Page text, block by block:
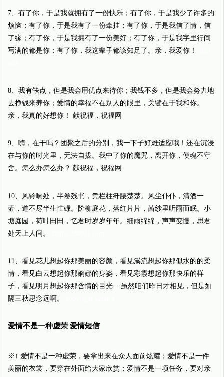
7、有了你，于是我就拥有了一份快乐；有了你，于是我少了许多的
烦恼；有了你，于是我有了一份牵挂；有了你，于是我信了情，信
了缘；有了你，于是我拥有了一份美好；有了你，于是我字里行间
写满的都是你；有了你，我这辈子都该知足了。亲，我爱你！
8、我有缺点，但是我会用优点来待你；我钱不多，但是我会努力地
去挣钱来养你；爱情的幸福不在别人的眼里，关键在于我和你。
亲，我真的好想你！ 献祝福，祝福网
9、嗨，在干吗？团聚之后的分别，我一下子好难适应哦！还在沉浸
在与你的时光里，无法自拔。我中了你的魔咒，离开你，便魂不守
舍。怎么办怎么办？ 献祝福，祝福网
10、风铃响处，半卷残书，凭栏柱纤腰楚楚。风尘仆仆，清酒一
壶，道不尽半生忙碌。阶柳庭花，落红片片，茜纱里听雨而眠。小
塘庭园，荷叶田田，忆君时岁岁年年。细雨绵绵，声声变慢，思君
处天上人间。
11、看见花儿想起你那美丽的容颜，看见溪流想起你那似水的的柔
情，看见白云想起你那婀娜的身姿，看见彩霞想起你那快乐的样
子，看见明月想起你那含情的目光....虽然咱们昨日才相见，但是如
隔三秋思念远啊。
爱情不是一种虚荣 爱情短信
※↑ 爱情不是一种虚荣，要拿出来在众人面前炫耀；爱情不是一件
美丽的衣裳，要穿在外面给大家欣赏；爱情不是一项任务，要对亲